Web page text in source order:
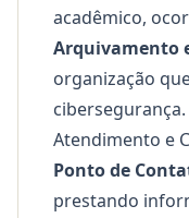
acadêmico,
Arquivamento
organização
cibersegurança.
Atendimento e
Ponto de
prestando